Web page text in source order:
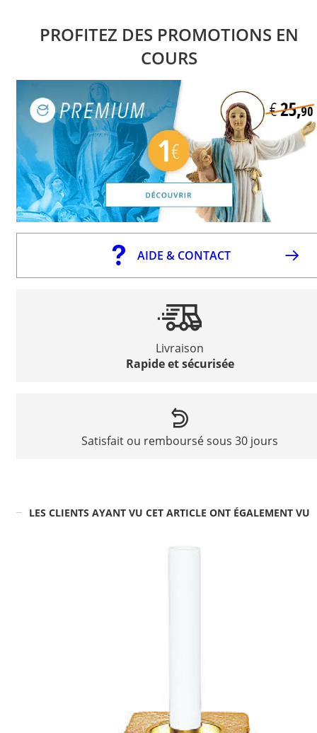
PROFITEZ DES PROMOTIONS EN
COURS
AIDE & CONTACT
Livraison
Rapide et sécurisée
Satisfait ou remboursé sous 30 jours
LES CLIENTS AYANT VU CET ARTICLE ONT ÉGALEMENT VU